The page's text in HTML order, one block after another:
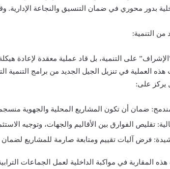
بدور محوري في ضمان التنسيق والنجاعة الإدارية.
من التنمية:
على التنمية، بل قاد عملية معقدة لإعادة
العملية في تنزيل الجيل الجديد من برامج التنمية
يركز على:
ضمان أن تكون المشاريع المحلية والجهوية
تقليص الفوارق بين الأقاليم والجهات، وتوجيه
فرض آليات تقييم ومتابعة صارمة للمشاريع لضمان
المقاربة في مواكبة الداخلية لعمل الجماعات